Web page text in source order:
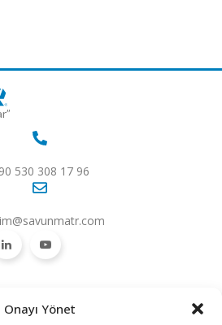
Onayı Yönet
530 308 17 96